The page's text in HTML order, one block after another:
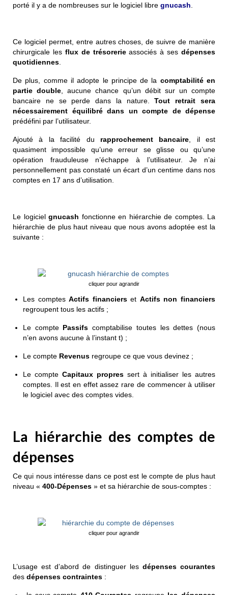
porté il y a de nombreuses sur le logiciel libre gnucash
Ce logiciel permet, entre autres choses, de suivre de manière
chirurgicale les flux de trésorerieassociés à ses dépenses
quotidiennes
De plus, comme il adopte le principe de la comptabilité en
partie double , aucune chance qu’un débit sur un compte
bancaire ne se perde dans la nature.Tout retrait sera
nécessairement équilibré dans un compte de dépense
prédéfini par l’utilisateur.
Ajouté à la facilité du rapprochement bancaire , il est
quasiment impossible qu’une erreur se glisse ou qu’une
opération frauduleuse n’échappe à l’utilisateur. Je n’ai
personnellement pas constaté un écart d’un centime dans nos
comptes en 17 ans d’utilisation.
Le logicielgnucash fonctionne en hiérarchie de comptes. La
hiérarchie de plus haut niveau que nous avons adoptée est la
suivante :
cliquer pour agrandir
Les comptesActifs financierset Actifs non financiers
regroupent tous les actifs ;
Le compte Passifs comptabilise toutes les dettes (nous
n’en avons aucune à l’instant t) ;
Le compte Revenus regroupe ce que vous devinez ;
Le compte Capitaux propres sert à initialiser les autres
comptes. Il est en effet assez rare de commencer à utiliser
le logiciel avec des comptes vides.
La hiérarchie des comptes de
dépenses
Ce qui nous intéresse dans ce post est le compte de plus haut
niveau « 400-Dépenses » et sa hiérarchie de sous-comptes :
cliquer pour agrandir
L’usage est d’abord de distinguer les dépenses courantes
des dépenses contraintes :